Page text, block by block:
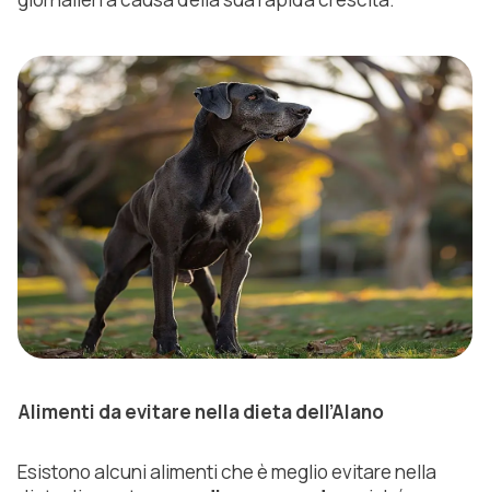
Alimenti da evitare nella dieta dell’Alano
Esistono alcuni alimenti che è meglio evitare nella